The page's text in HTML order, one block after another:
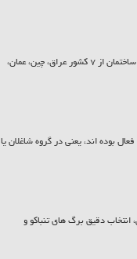
معاونت پشتیبانی و امور نمایشگاهی اتاق تعاون ایران، گفت: در بیست و ششمین نمایشگاه بین المللی صنعت ساختمان از ۷ کشور عراق، چین، عمان،
۱۵ ساله و بیش تر از نظر اقتصادی فعال بوده اند، یعنی در گروه شاغلان یا
دقیق برگ های تنباکو و